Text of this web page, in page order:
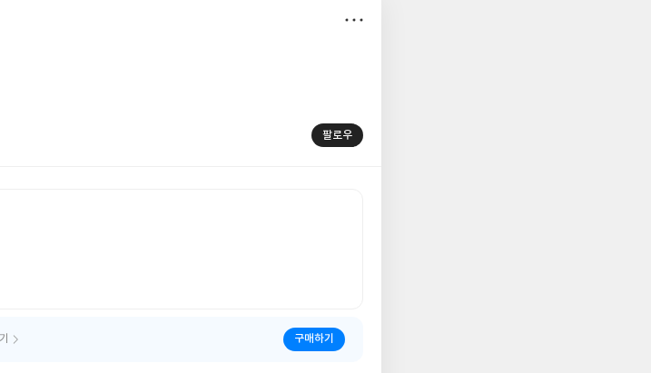
팔로우
구매하기